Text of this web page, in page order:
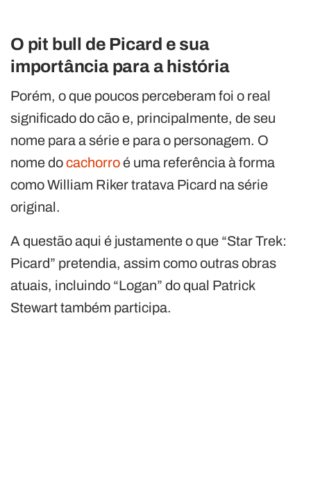
O pit bull de Picard e sua
importância para a história
Porém, o que poucos perceberam foi o real
significado do cão e, principalmente, de seu
nome para a série e para o personagem. O
nome docachorroé uma referência à forma
como William Riker tratava Picard na série
original.
A questão aqui é justamente o que “Star Trek:
Picard” pretendia, assim como outras obras
atuais, incluindo “Logan” do qual Patrick
Stewart também participa.